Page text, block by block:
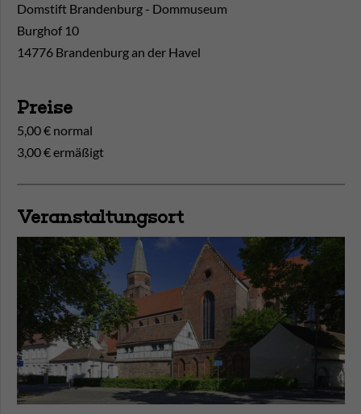
Domstift Brandenburg - Dommuseum
Burghof 10
14776 Brandenburg an der Havel
Preise
5,00 € normal
3,00 € ermäßigt
Veranstaltungsort